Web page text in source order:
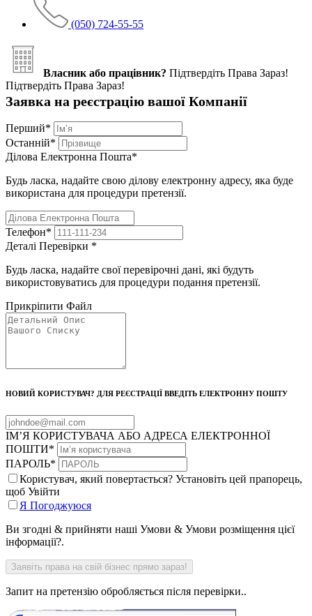
(050) 724-55-55
Власник або працівник? Підтвердіть Права Зараз!
Підтвердіть Права Зараз!
Заявка на реєстрацію вашої Компанії
Перший*
Останній*
Ділова Електронна Пошта*
Будь ласка, надайте свою ділову електронну адресу, яка буде
використана для процедури претензії.
Телефон*
Деталі Перевірки *
Будь ласка, надайте свої перевірочні дані, які будуть
використовуватись для процедури подання претензії.
Прикріпити Файл
НОВИЙ КОРИСТУВАЧ? ДЛЯ РЕЄСТРАЦІЇ ВВЕДІТЬ ЕЛЕКТРОННУ ПОШТУ
ІМ’Я КОРИСТУВАЧА АБО АДРЕСА ЕЛЕКТРОННОЇ
ПОШТИ*
ПАРОЛЬ*
Користувач, який повертається? Установіть цей прапорець,
щоб Увійти
Я Погоджуюся
Ви згодні & прийняти наші Умови & Умови розміщення цієї
інформації?.
Запит на претензію обробляється після перевірки..